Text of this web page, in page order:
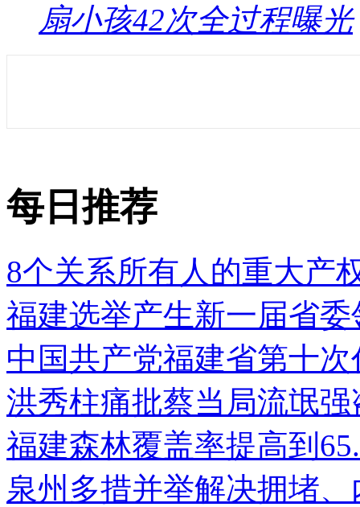
扇小孩42次全过程曝光
每日推荐
8个关系所有人的重大产
福建选举产生新一届省
中国共产党福建省第十
洪秀柱痛批蔡当局流氓
福建森林覆盖率提高到
泉州多措并举解决拥堵